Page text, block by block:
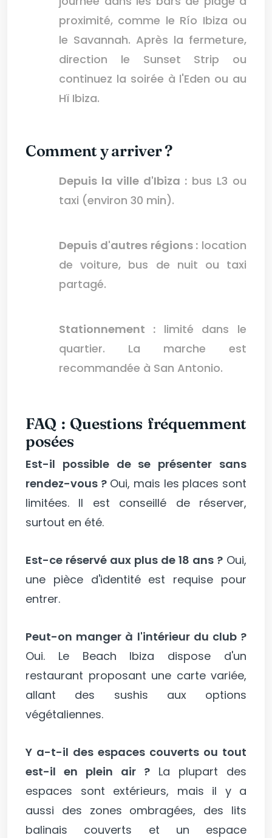
proximité, comme le Río Ibiza ou
le Savannah. Après la fermeture,
direction le Sunset Strip ou
continuez la soirée à l'Eden ou au
Hï Ibiza.
Comment y arriver ?
Depuis la ville d'Ibiza : bus L3 ou
taxi (environ 30 min).
Depuis d'autres régions : location
de voiture, bus de nuit ou taxi
partagé.
Stationnement :limité dans le
quartier. La marche est
recommandée à San Antonio.
FAQ : Questions fréquemment
posées
Est-il possible de se présenter sans
rendez-vous ?Oui, mais les places sont
limitées. Il est conseillé de réserver,
surtout en été.
Est-ce réservé aux plus de 18 ans ? Oui,
une pièce d'identité est requise pour
entrer.
Peut-on manger à l'intérieur du club ?
Oui. Le Beach Ibiza dispose d'un
restaurant proposant une carte variée,
allant des sushis aux options
végétaliennes.
Y a-t-il des espaces couverts ou tout
est-il en plein air ? La plupart des
espaces sont extérieurs, mais il y a
aussi des zones ombragées, des lits
balinais couverts et un espace